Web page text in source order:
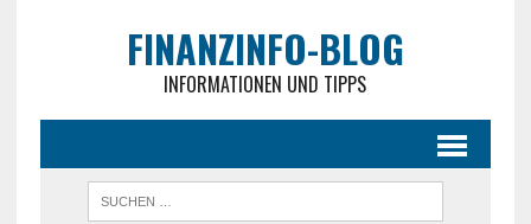
FINANZINFO-BLOG
INFORMATIONEN UND TIPPS